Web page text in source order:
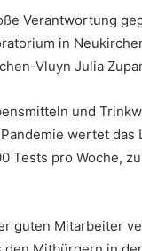
Verantwortung
in
Vluyn Julia
und
wertet das
Tests pro Woche,
guten Mitarbeiter